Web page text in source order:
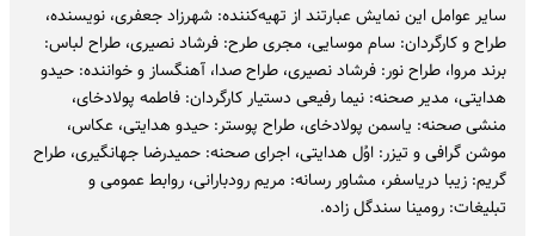
سایر عوامل این نمایش عبارتند از تهیه‌کننده: شهرزاد جعفری، نویسنده،
طراح و کارگردان: سام موسایی، مجری طرح: فرشاد نصیری، طراح لباس:
برند مروا، طراح نور: فرشاد نصیری، طراح صدا، آهنگساز و خواننده: حیدو
هدایتی، مدیر صحنه: نیما رفیعی دستیار کارگردان: فاطمه پولادخای،
منشی صحنه: یاسمن پولادخای، طراح پوستر: حیدو هدایتی، عکاس،
موشن گرافی و تیزر: اوُل هدایتی، اجرای صحنه: حمیدرضا جهانگیری، طراح
گریم: زیبا دریاسفر، مشاور رسانه: مریم رودبارانی، روابط عمومی و
تبلیغات: رومینا سندگل زاده.